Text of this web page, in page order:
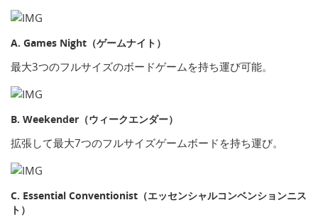
A. Games Night（ゲームナイト）
最大3つのフルサイズのボードゲームを持ち運び可能。
B. Weekender（ウィークエンダー）
拡張して最大7つのフルサイズゲームボードを持ち運び。
C. Essential Conventionist（エッセンシャルコンベンションニス
ト）